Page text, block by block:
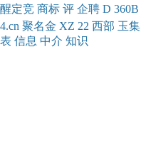
醒定竞 商标 评 企聘 D 360B
4.cn 聚名金 XZ 22 西部 玉集
表 信息 中介 知识